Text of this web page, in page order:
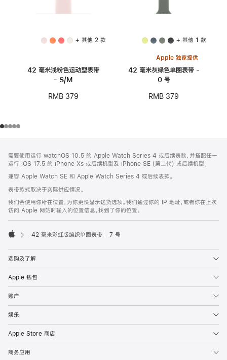
+ 其他 2 款
42 毫米浅粉色运动型表带
- S/M
RMB 379
+ 其他 1 款
Apple 独家提供
42 毫米灰绿色单圈表带 -
0 号
RMB 379
页
页
脚
注
需要使用运行 watchOS 10.5 的 Apple Watch Series 4 或后续表款，并搭配任一
运行 iOS 17.5 的 iPhone Xs 或后续机型及 iPhone SE (第二代) 或后续机型。
兼容 Apple Watch SE 和 Apple Watch Series 4 或后续表款。
表带款式取决于实际供应情况。
我们会使用你所在位置，为你更快显示送货选项。我们通过你的 IP 地址，或者你在上次
访问 Apple 网站时输入的位置信息，找到了你的位置。
42 毫米彩虹版编织单圈表带 - 7 号
选购及了解
Apple 钱包
账户
娱乐
Apple Store 商店
商务应用